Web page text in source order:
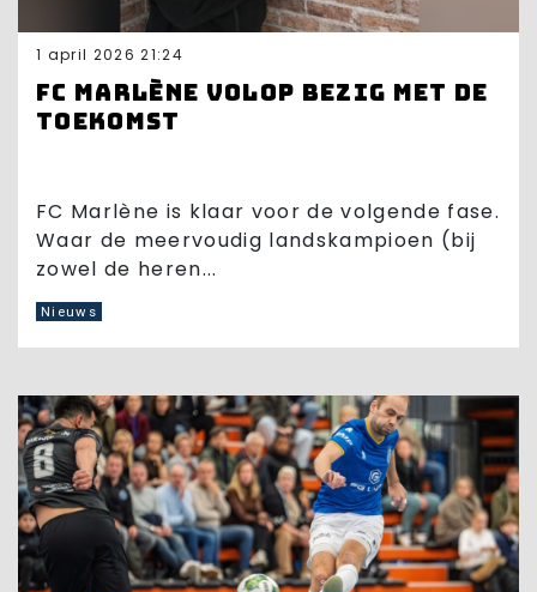
1 april 2026 21:24
FC Marlène volop bezig met de
toekomst
FC Marlène is klaar voor de volgende fase.
Waar de meervoudig landskampioen (bij
zowel de heren...
Nieuws